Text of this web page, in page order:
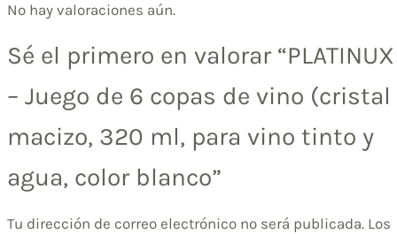
No hay valoraciones aún.
Sé el primero en valorar “PLATINUX
– Juego de 6 copas de vino (cristal
macizo, 320 ml, para vino tinto y
agua, color blanco”
Tu dirección de correo electrónico no será publicada. Los